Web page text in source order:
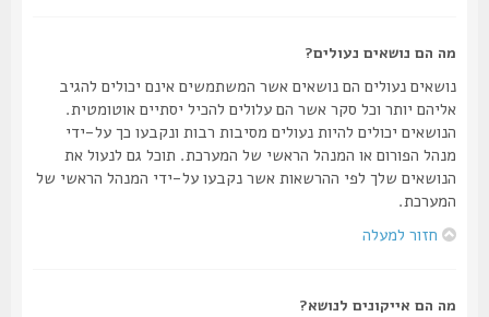
מה הם נושאים נעולים?
נושאים נעולים הם נושאים אשר המשתמשים אינם יכולים להגיב
אליהם יותר וכל סקר אשר הם עלולים להכיל יסתיים אוטומטית.
הנושאים יכולים להיות נעולים מסיבות רבות ונקבעו כך על-ידי
מנהל הפורום או המנהל הראשי של המערכת. תוכל גם לנעול את
הנושאים שלך לפי ההרשאות אשר נקבעו על-ידי המנהל הראשי של
המערכת.
חזור למעלה
מה הם אייקונים לנושא?